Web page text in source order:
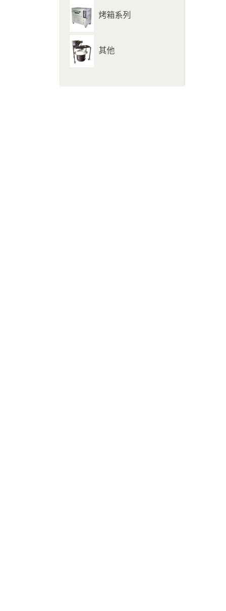
烤箱系列
其他